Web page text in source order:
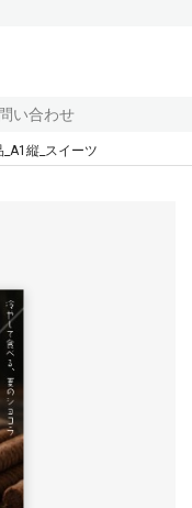
い合わせ
_A1縦_スイーツ